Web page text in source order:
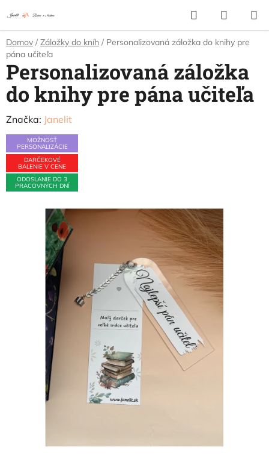
na
obsah
Hľadať
KOŠÍK
Domov / Záložky do kníh / Personalizovaná záložka do knihy pre
pána učiteľa
Personalizovaná záložka
do knihy pre pána učiteľa
Značka: Janelit
MOŽNOSŤ
PERSONALIZÁCIE
DARČEKOVÉ
BALENIE V CENE
ODOSLANIE DO 3
PRACOVNÝCH DNÍ